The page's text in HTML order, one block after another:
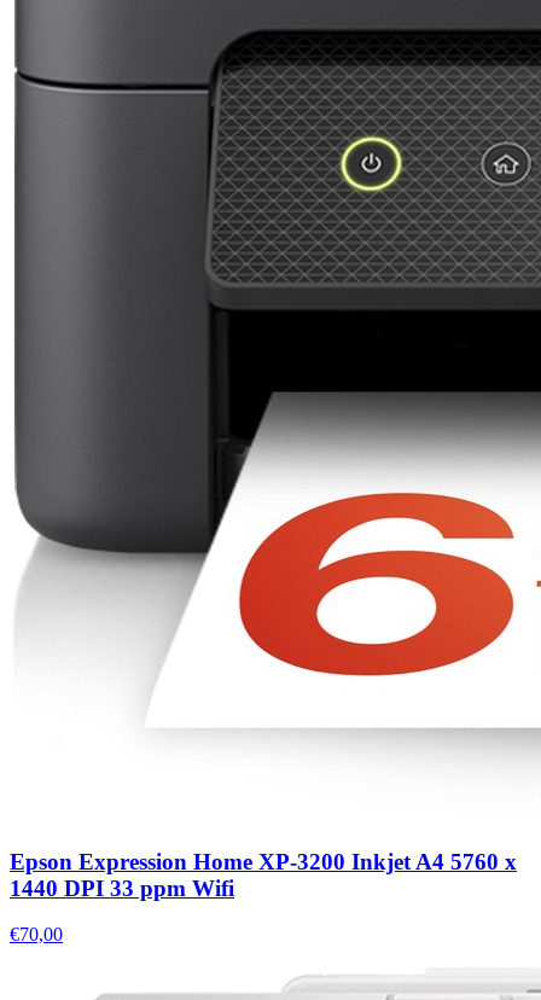
Epson Expression Home XP-3200 Inkjet A4 5760 x
1440 DPI 33 ppm Wifi
€70,00